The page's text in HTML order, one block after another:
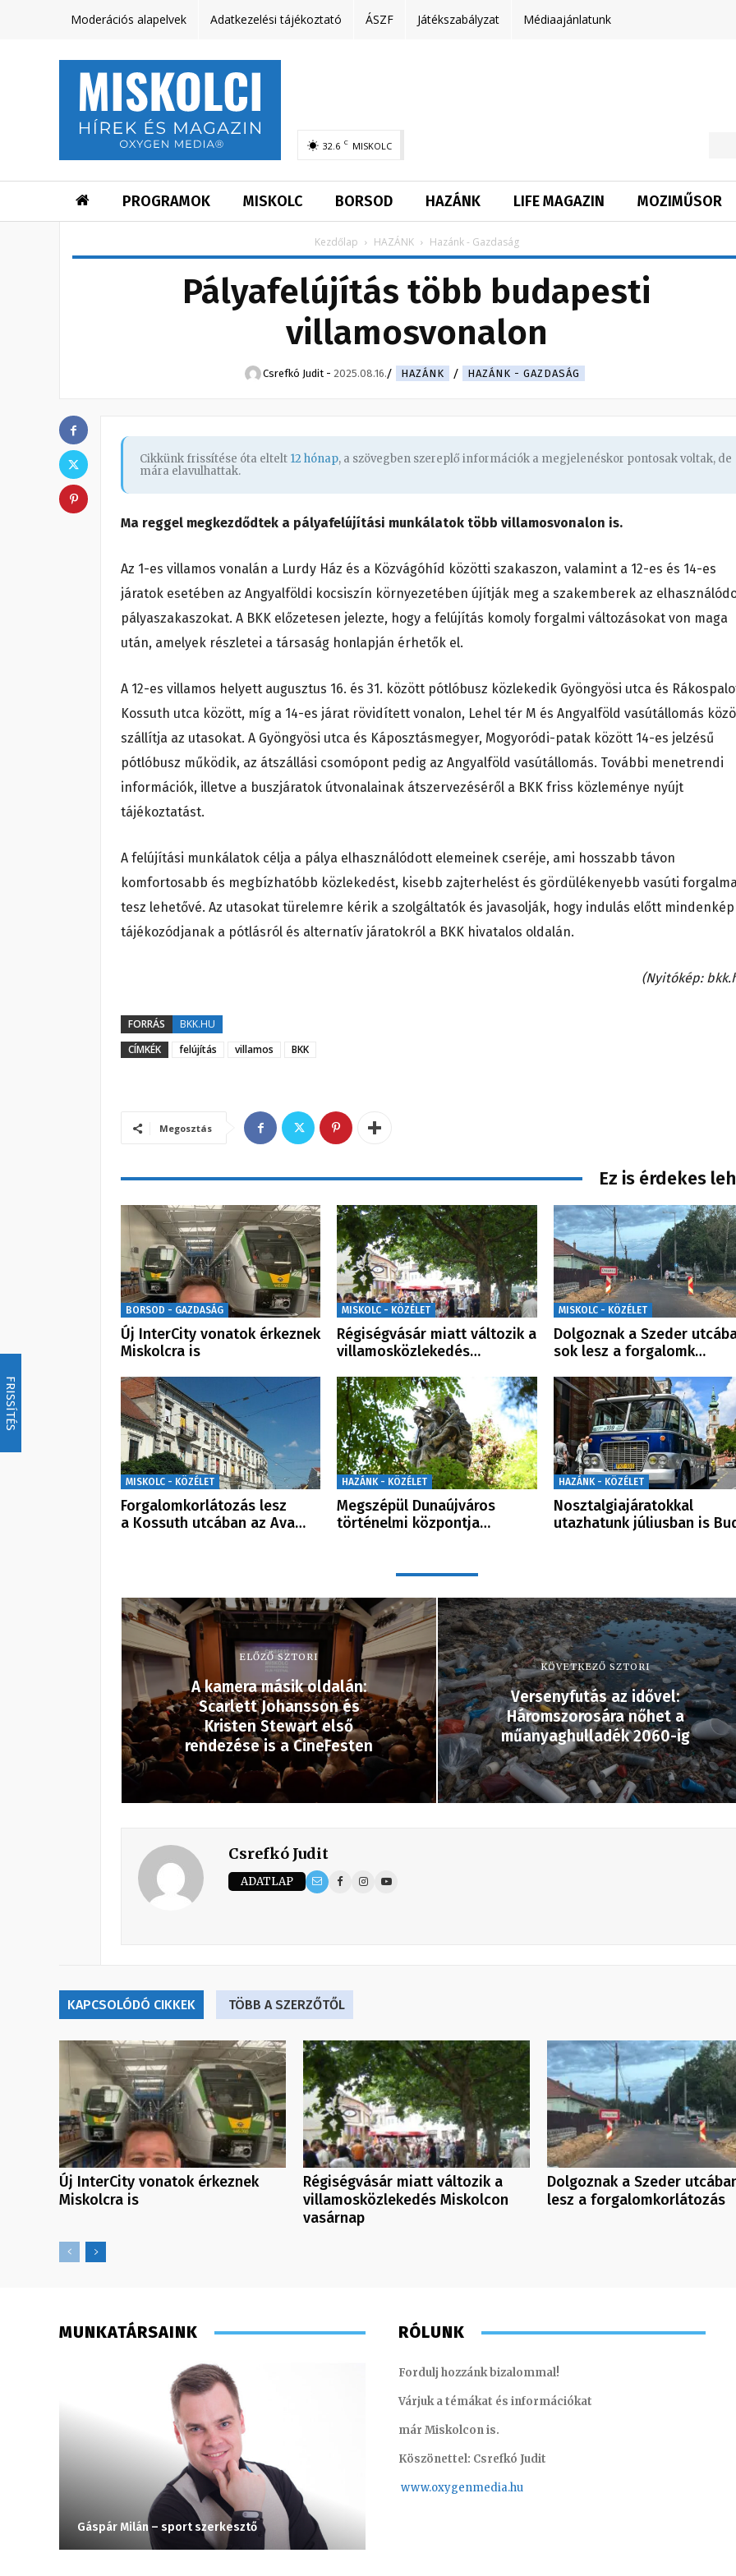
FRISSÍTÉS
Moderációs alapelvek Adatkezelési tájékoztató ÁSZF Játékszabályzat Médiaajánlatunk
32.6 C MISKOLC
PROGRAMOK MISKOLC BORSOD HAZÁNK LIFE MAGAZIN MOZIMŰSOR
Kezdőlap HAZÁNK Hazánk - Gazdaság
Pályafelújítás több budapesti
villamosvonalon
Csrefkó Judit - 2025.08.16. HAZÁNK HAZÁNK - GAZDASÁG
Cikkünk frissítése óta eltelt 12 hónap, a szövegben szereplő információk a megjelenéskor pontosak voltak, de
mára elavulhattak.
Ma reggel megkezdődtek a pályafelújítási munkálatok több villamosvonalon is.
Az 1-es villamos vonalán a Lurdy Ház és a Közvágóhíd közötti szakaszon, valamint a 12-es és 14-es
járatok esetében az Angyalföldi kocsiszín környezetében újítják meg a szakemberek az
pályaszakaszokat. A BKK előzetesen jelezte, hogy a felújítás komoly forgalmi változásokat von maga
után, amelyek részletei a társaság honlapján érhetők el.
A 12-es villamos helyett augusztus 16. és 31. között pótlóbusz közlekedik Gyöngyösi utca és
Kossuth utca között, míg a 14-es járat rövidített vonalon, Lehel tér M és Angyalföld vasútállomás
szállítja az utasokat. A Gyöngyösi utca és Káposztásmegyer, Mogyoródi-patak között 14-es jelzésű
pótlóbusz működik, az átszállási csomópont pedig az Angyalföld vasútállomás. További menetrendi
információk, illetve a buszjáratok útvonalainak átszervezéséről a BKK friss közleménye nyújt
tájékoztatást.
A felújítási munkálatok célja a pálya elhasználódott elemeinek cseréje, ami hosszabb távon
komfortosabb és megbízhatóbb közlekedést, kisebb zajterhelést és gördülékenyebb vasúti
tesz lehetővé. Az utasokat türelemre kérik a szolgáltatók és javasolják, hogy indulás előtt
tájékozódjanak a pótlásról és alternatív járatokról a BKK hivatalos oldalán.
(Nyitókép:
FORRÁS
BKK.HU
CÍMKÉK
felújítás villamos BKK
Megosztás
Ez is érdekes
BORSOD - GAZDASÁG
Új InterCity vonatok érkeznek
Miskolcra is
MISKOLC - KÖZÉLET
Régiségvásár miatt változik a
villamosközlekedés…
MISKOLC - KÖZÉLET
Dolgoznak a Szeder
sok lesz a forgalomk…
MISKOLC - KÖZÉLET
Forgalomkorlátozás lesz
a Kossuth utcában az Ava…
HAZÁNK - KÖZÉLET
Megszépül Dunaújváros
történelmi központja…
HAZÁNK - KÖZÉLET
Nosztalgiajáratokkal
utazhatunk júliusban is
ELŐZŐ SZTORI
A kamera másik oldalán:
Scarlett Johansson és
Kristen Stewart első
rendezése is a CineFesten
KÖVETKEZŐ SZTORI
Versenyfutás az idővel:
Háromszorosára nőhet a
műanyaghulladék 2060-ig
Csrefkó Judit
ADATLAP
KAPCSOLÓDÓ CIKKEK TÖBB A SZERZŐTŐL
Új InterCity vonatok érkeznek
Miskolcra is
Régiségvásár miatt változik a
villamosközlekedés Miskolcon
vasárnap
Dolgoznak a Szeder
lesz a forgalomkorlátozás
MUNKATÁRSAINK
Gáspár Milán – sport szerkesztő
RÓLUNK
Fordulj hozzánk bizalommal!
Várjuk a témákat és információkat
már Miskolcon is.
Köszönettel: Csrefkó Judit
www.oxygenmedia.hu